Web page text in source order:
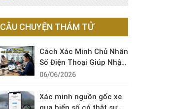
CÂU CHUYỆN THÁM TỬ
Cách Xác Minh Chủ Nhân
Số Điện Thoại Giúp Nhận
Diện Cuộc Gọi Đáng Ngờ
06/06/2026
Xác minh nguồn gốc xe